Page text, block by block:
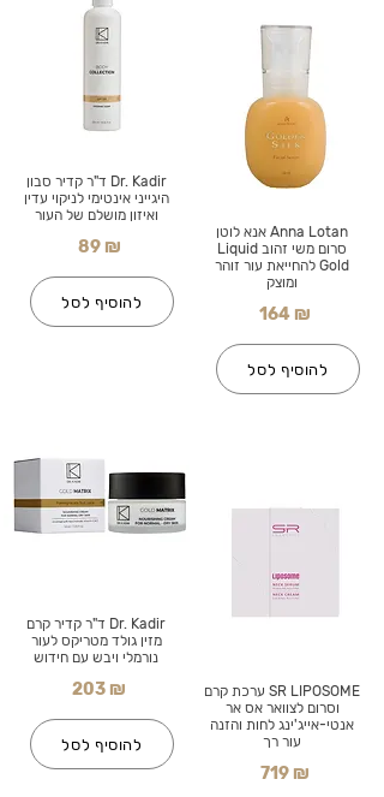
Dr. Kadir ד"ר קדיר סבון
היגייני אינטימי לניקוי עדין
ואיזון מושלם של העור
89 ₪
להוסיף לסל
Dr. Kadir ד"ר קדיר קרם
מזין גולד מטריקס לעור
נורמלי ויבש עם חידוש
203 ₪
להוסיף לסל
Anna Lotan אנא לוטן
סרום משי זהוב Liquid
Gold להחייאת עור זוהר
ומוצק
164 ₪
להוסיף לסל
SR LIPOSOME ערכת קרם
וסרום לצוואר אס אר
אנטי-אייג'ינג לחות והזנה
עור רך
719 ₪